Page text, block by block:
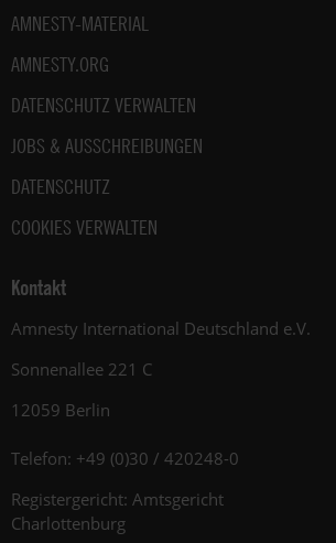
AMNESTY-MATERIAL
AMNESTY.ORG
DATENSCHUTZ VERWALTEN
JOBS & AUSSCHREIBUNGEN
DATENSCHUTZ
COOKIES VERWALTEN
Kontakt
Amnesty International Deutschland e.V.
Sonnenallee 221 C
12059 Berlin
Telefon: +49 (0)30 / 420248-0
Registergericht: Amtsgericht
Charlottenburg